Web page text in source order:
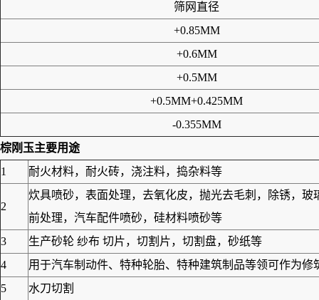
筛网直径
+0.85MM
+0.6MM
+0.5MM
+0.5MM+0.425MM
-0.355MM
棕刚玉主要用途
1
耐火材料，耐火砖，浇注料，捣杂料等
2
炊具喷砂，表面处理，去氧化皮，抛光去毛刺，除锈，
前处理，汽车配件喷砂，硅材料喷砂等
3
生产砂轮 纱布 切片，切割片，切割盘，砂纸等
4
用于汽车制动件、特种轮胎、特种建筑制品等领可作为
5
水刀切割